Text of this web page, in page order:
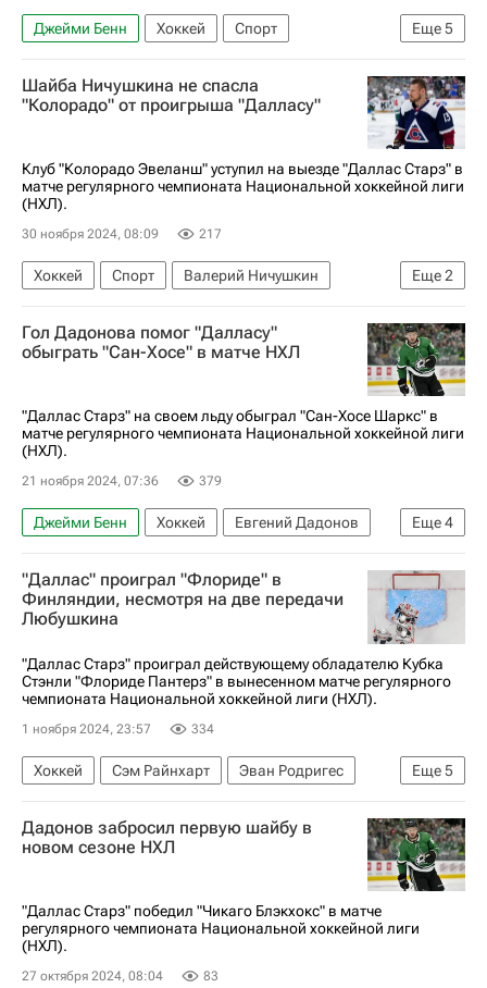
Еще5
Джейми Бенн Хоккей
Спорт
Солт-Лейк-Сити
Евгений Дадонов
Ник Шмальц
Даллас Старз Юта Маммот
Шайба Ничушкина не спасла
"Колорадо" от проигрыша "Далласу"
Клуб "Колорадо Эвеланш" уступил на выезде "Даллас Старз" в
матче регулярного чемпионата Национальной хоккейной лиги
(НХЛ).
30 ноября 2024, 08:09 217
Еще2
Хоккей Спорт
Валерий Ничушкин
Колорадо Эвеланш
Национальная хоккейная лига (НХЛ)
Гол Дадонова помог "Далласу"
обыграть "Сан-Хосе" в матче НХЛ
"Даллас Старз" на своем льду обыграл "Сан-Хосе Шаркс" в
матче регулярного чемпионата Национальной хоккейной лиги
(НХЛ).
21 ноября 2024, 07:36 379
Еще4
Джейми Бенн Хоккей
Евгений Дадонов
Джейсон Робертсон
Даллас Старз
Сан-Хосе Шаркс
Спорт
"Даллас" проиграл "Флориде" в
Финляндии, несмотря на две передачи
Любушкина
"Даллас Старз" проиграл действующему обладателю Кубка
Стэнли "Флориде Пантерз" в вынесенном матче регулярного
чемпионата Национальной хоккейной лиги (НХЛ).
1 ноября 2024, 23:57 334
Еще5
Хоккей Сэм Райнхарт
Эван Родригес
Александр Барков
Флорида Пантерз
Даллас Старз
Тампере Спорт
Дадонов забросил первую шайбу в
новом сезоне НХЛ
"Даллас Старз" победил "Чикаго Блэкхокс" в матче
регулярного чемпионата Национальной хоккейной лиги
(НХЛ).
27 октября 2024, 08:04 83